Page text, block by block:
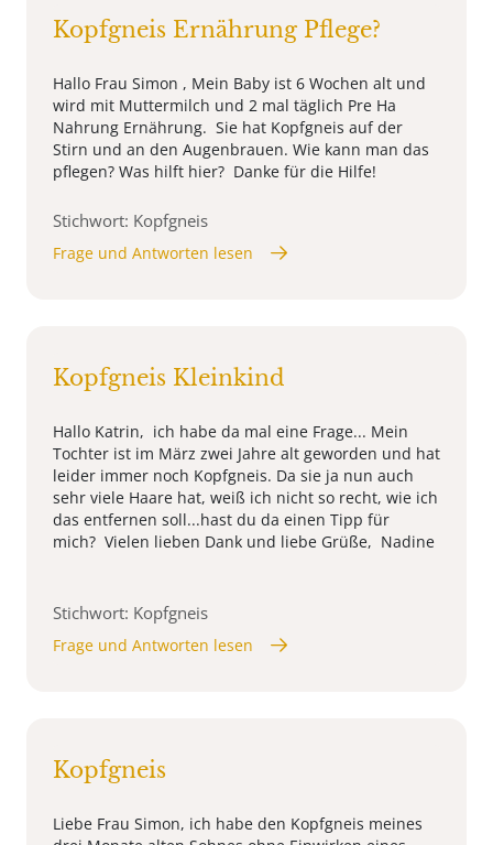
Kopfgneis Ernährung Pflege?
Hallo Frau Simon , Mein Baby ist 6 Wochen alt und
wird mit Muttermilch und 2 mal täglich Pre Ha
Nahrung Ernährung. Sie hat Kopfgneis auf der
Stirn und an den Augenbrauen. Wie kann man das
pflegen? Was hilft hier? Danke für die Hilfe!
Stichwort: Kopfgneis
Frage und Antworten lesen
Kopfgneis Kleinkind
Hallo Katrin, ich habe da mal eine Frage... Mein
Tochter ist im März zwei Jahre alt geworden und hat
leider immer noch Kopfgneis. Da sie ja nun auch
sehr viele Haare hat, weiß ich nicht so recht, wie ich
das entfernen soll...hast du da einen Tipp für
mich? Vielen lieben Dank und liebe Grüße, Nadine
Stichwort: Kopfgneis
Frage und Antworten lesen
Kopfgneis
Liebe Frau Simon, ich habe den Kopfgneis meines